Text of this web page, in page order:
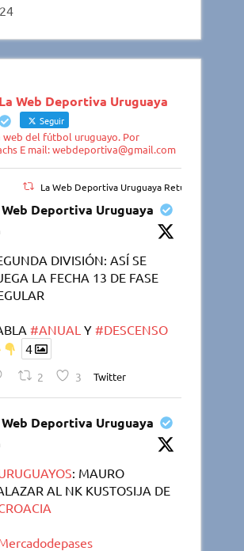
La Web Deportiva Uruguaya
Seguir
web del fútbol uruguayo. Por
E mail: webdeportiva@gmail.com
La Web Deportiva Uruguaya Retuiteado
Web Deportiva Uruguaya
DIVISIÓN: ASÍ SE
LA FECHA 13 DE FASE
#ANUAL Y#DESCENSO
4
2 3 Twitter
Web Deportiva Uruguaya
: MAURO
AL NK KUSTOSIJA DE